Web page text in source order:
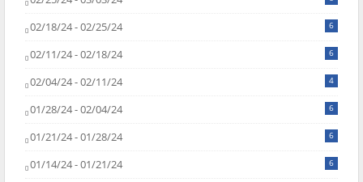
02/18/24 - 02/25/24 6
02/11/24 - 02/18/24 6
02/04/24 - 02/11/24 4
01/28/24 - 02/04/24 6
01/21/24 - 01/28/24 6
01/14/24 - 01/21/24 6